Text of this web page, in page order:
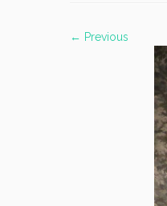
← Previous